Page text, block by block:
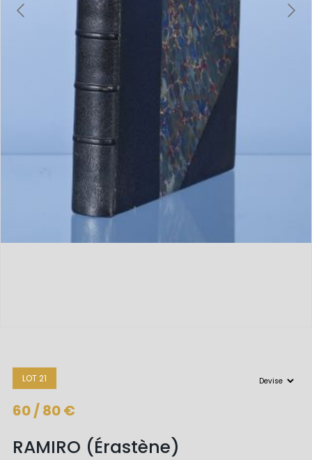
LOT 21
60 / 80 €
RAMIRO (Érastène)